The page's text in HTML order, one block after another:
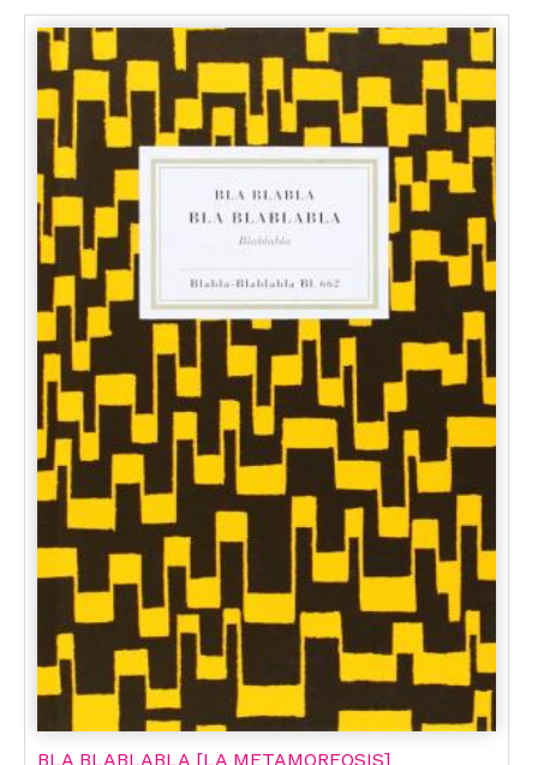
BLA BLABLABLA [LA METAMORFOSIS]